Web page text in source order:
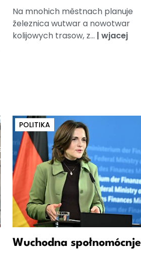
Na mnohich městnach planuje
železnica wutwar a nowotwar
kolijowych trasow, z... | wjacej
POLITIKA
Wuchodna